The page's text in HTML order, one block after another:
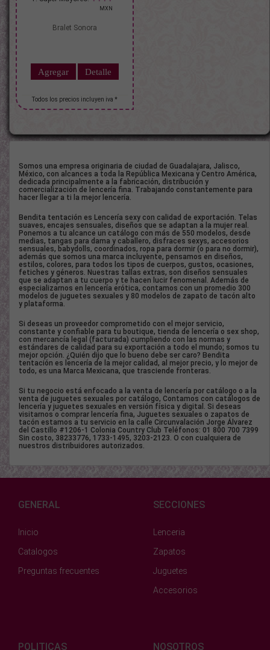
Bralet Sonora
Somos una empresa originaria de ciudad de Guadalajara, Jalisco,
México, con alcances a toda la República Mexicana y Centro América,
dedicada principalmente a la fabricación, distribución y
comercialización de lencería fina. Trabajando constantemente para
hacer llegar a ti la mejor lencería.
Bendita tentación es Lencería sexy con calidad de exportación. Telas
suaves, encajes sensuales, diseños que se adaptan a la mujer real.
Ponemos a tu alcance un catálogo con más de 550 modelos, desde
medias, tangas para dama y caballero, disfraces sexys, accesorios
sensuales, babydolls, coordinados, ropa para dormir (o para no dormir),
además que somos una marca incluyente, pensamos en diseños,
estilos, colores, para todos los tipos de cuerpos, gustos, ocasiones,
fetiches y géneros. Nuestras tallas extras, son diseños sensuales
que se adaptan a tu cuerpo y te hacen lucir fenomenal. Además de
especializarnos en lencería erótica, contamos con un promedio 300
modelos de juguetes sexuales y 80 modelos de zapato de tacón alto
y plataforma.
Si deseas un proveedor comprometido con el mejor servicio,
constante y confiable para tu boutique, tienda de lencería o sex shop,
con mercancía legal (facturada) cumpliendo con las normas y
estándares de calidad para su exportación a todo el mundo; somos tu
mejor opción. ¿Quién dijo que lo bueno debe ser caro? Bendita
tentación es lencería de la mejor calidad, al mejor precio, y lo mejor de
todo, es una Marca Mexicana, que trasciende fronteras.
Si tu negocio está enfocado a la venta de lencería por catálogo o a la
venta de juguetes sexuales por catálogo, Contamos con catálogos de
lencería y juguetes sexuales en versión física y digital. Si deseas
visitarnos o comprar lencería fina, Juguetes sexuales o zapatos de
tacón estamos a tu servicio en la calle Circunvalación Jorge Álvarez
del Castillo #1206-1 Colonia Country Club Teléfonos: 01 800 700 7399
Sin costo, 38233776, 1733-1495, 3203-2123. O con cualquiera de
nuestros distribuidores autorizados.
GENERAL
Inicio
Catalogos
Preguntas frecuentes
SECCIONES
Lenceria
Zapatos
Juguetes
Accesorios
POLITICAS NOSOTROS